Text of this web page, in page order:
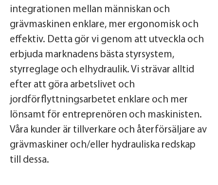
integrationen mellan människan och
grävmaskinen enklare, mer ergonomisk och
effektiv. Detta gör vi genom att utveckla och
erbjuda marknadens bästa styrsystem,
styrreglage och elhydraulik. Vi strävar alltid
efter att göra arbetslivet och
jordförflyttningsarbetet enklare och mer
lönsamt för entreprenören och maskinisten.
Våra kunder är tillverkare och återförsäljare av
grävmaskiner och/eller hydrauliska redskap
till dessa.